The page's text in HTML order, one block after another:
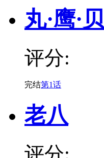
丸·鹰·贝
评分:
完结第1话
老八